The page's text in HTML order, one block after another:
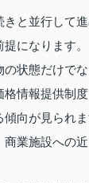
と並行して
になります。
状態だけで
情報提供制
向が見られま
業施設への